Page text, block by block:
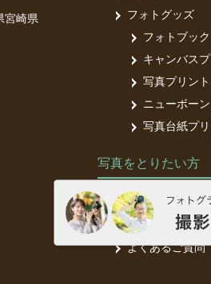
宮崎県
フォトグッズ
フォトブック
キャンバス
写真プリント
ニューボー
写真台紙プリ
写真をとりたい方
フォトグラファ
フォトグラファ
よくあるご質問